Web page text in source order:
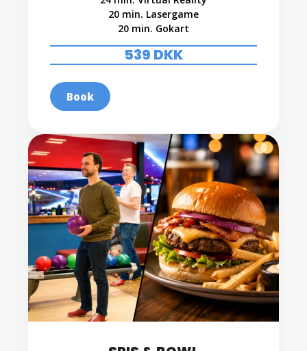
20 min. Lasergame
20 min. Gokart
539 DKK
Book